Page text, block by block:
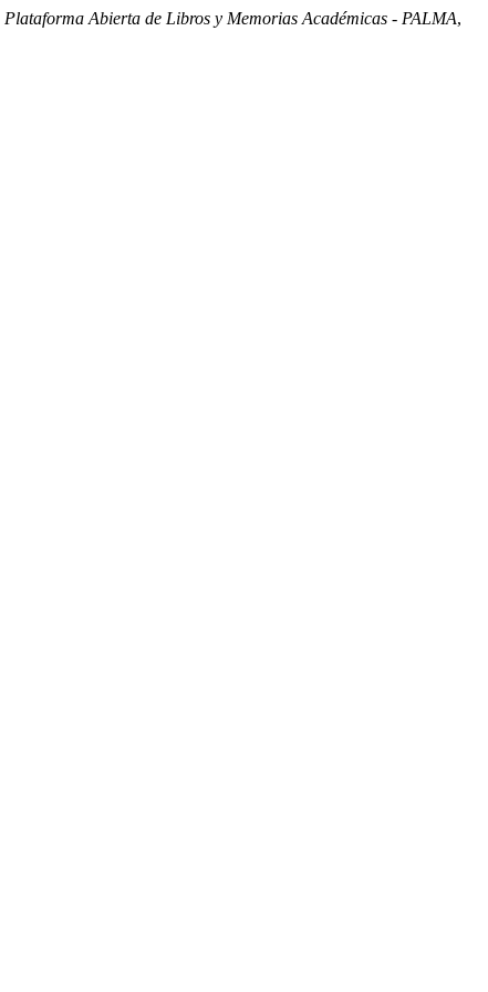
Plataforma Abierta de Libros y Memorias Académicas - PALMA,